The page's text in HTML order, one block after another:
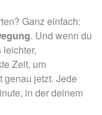
Ganz einfach:
. Und wenn du
Zeit, um
genau jetzt. Jede
in der deinem